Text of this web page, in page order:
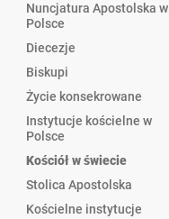
Nuncjatura Apostolska w
Polsce
Diecezje
Biskupi
Życie konsekrowane
Instytucje kościelne w
Polsce
Kościół w świecie
Stolica Apostolska
Kościelne instytucje